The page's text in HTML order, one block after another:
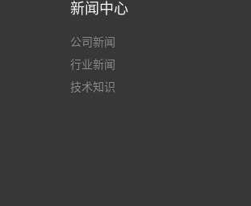
新闻中心
公司新闻
行业新闻
技术知识